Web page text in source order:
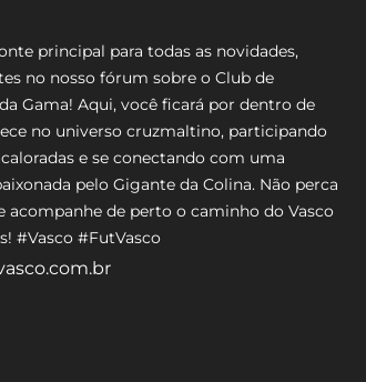
principal para todas as novidades,
no nosso fórum sobre o Club de
Gama! Aqui, você ficará por dentro de
no universo cruzmaltino, participando
e se conectando com uma
pelo Gigante da Colina. Não perca
acompanhe de perto o caminho do Vasco
#Vasco #FutVasco